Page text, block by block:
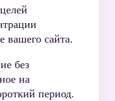
вашего сайта.
без
на
период.